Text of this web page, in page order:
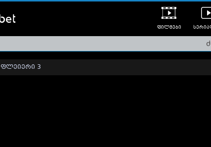
ფილმები
თრეილერები
ფლეიერი 3